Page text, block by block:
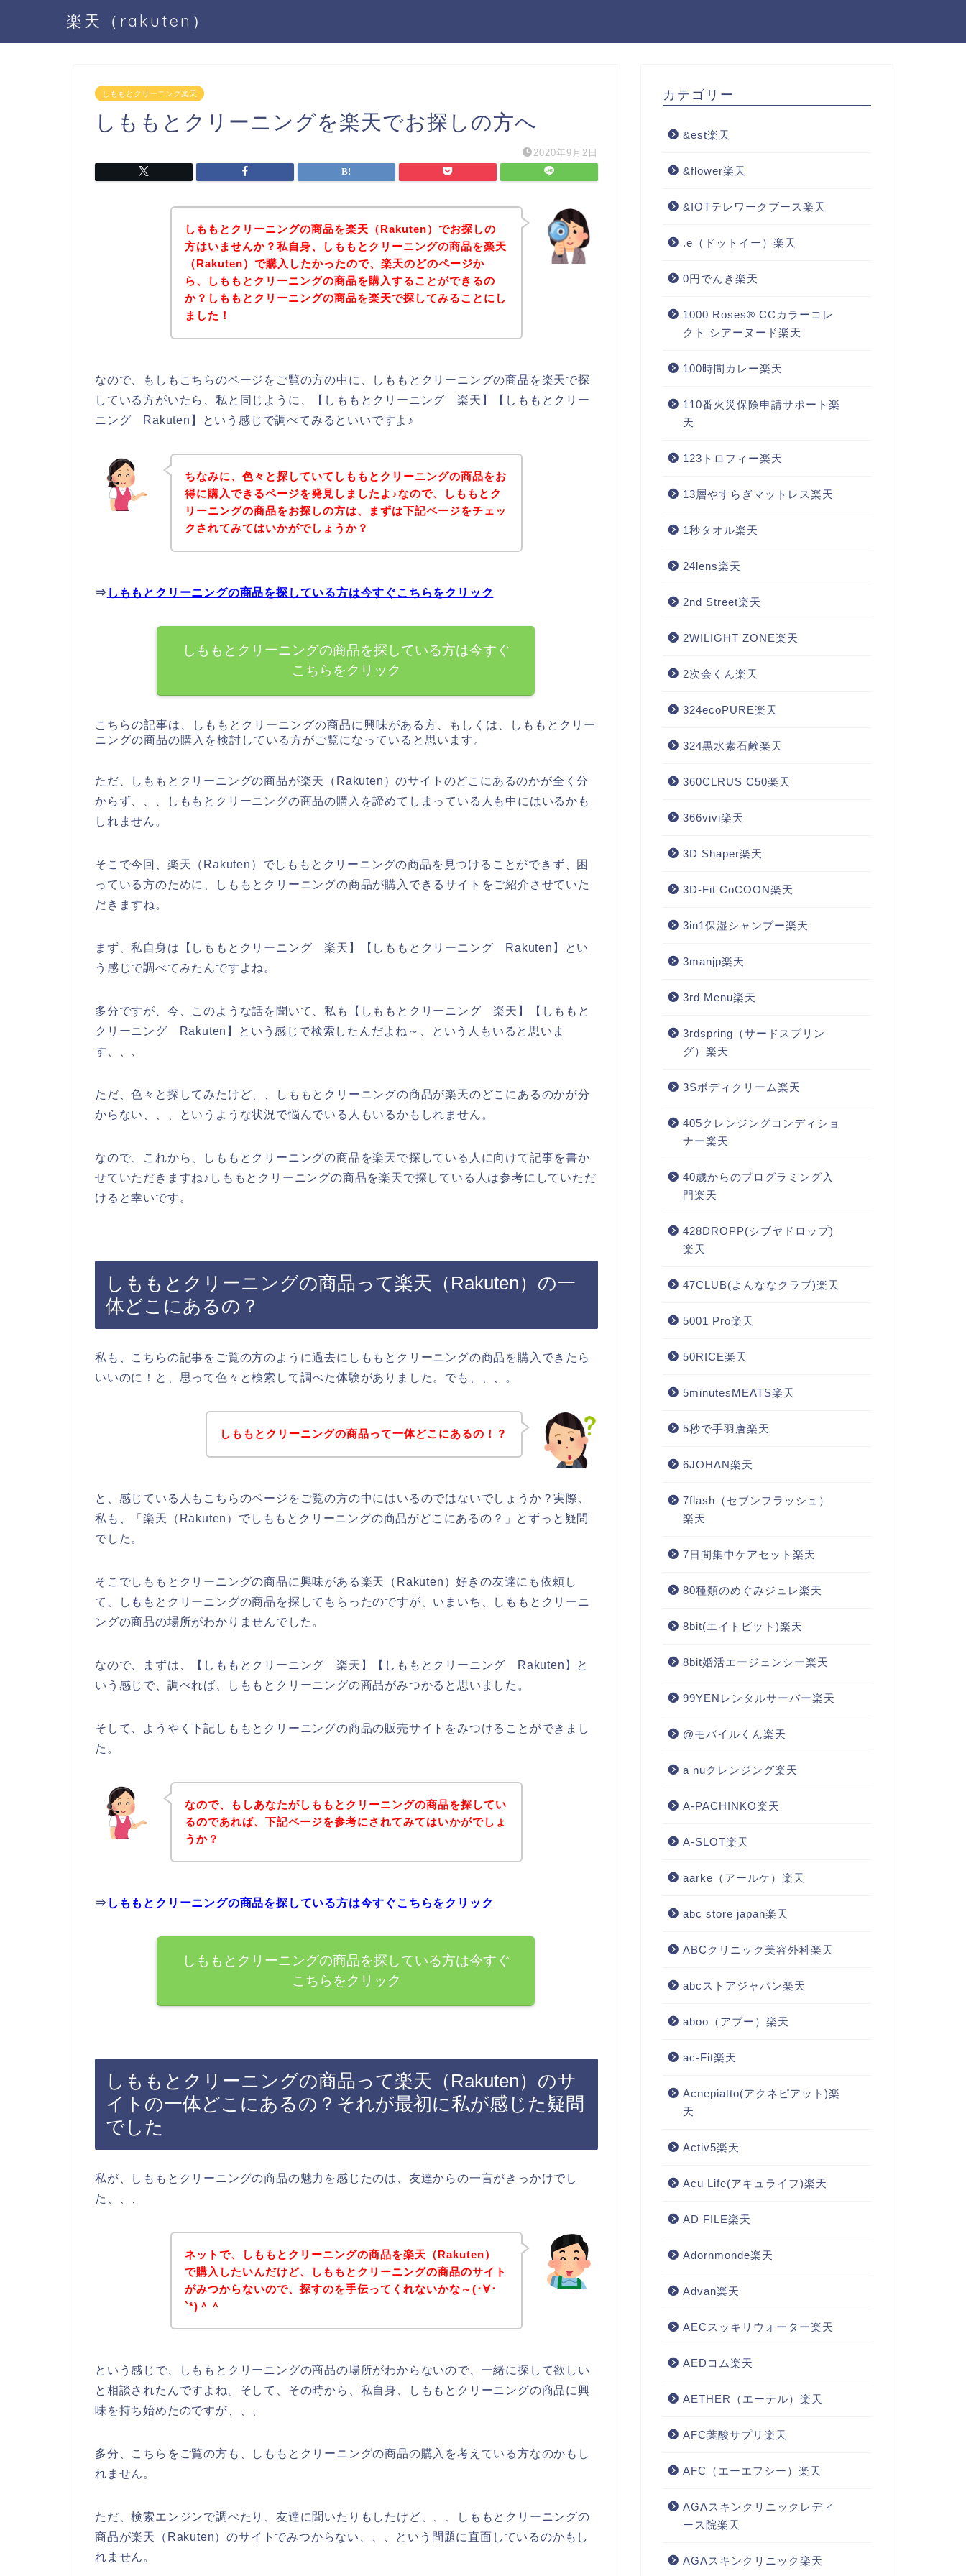
楽天（rakuten）
しももとクリーニング楽天
しももとクリーニングを楽天でお探しの方へ
2020年9月2日
しももとクリーニングの商品を楽天（Rakuten）でお探しの
方はいませんか？私自身、しももとクリーニングの商品を楽天
（Rakuten）で購入したかったので、楽天のどのページか
ら、しももとクリーニングの商品を購入することができるの
か？しももとクリーニングの商品を楽天で探してみることにし
ました！
なので、もしもこちらのページをご覧の方の中に、しももとクリーニングの商品を楽天で探
している方がいたら、私と同じように、【しももとクリーニング 楽天】【しももとクリー
ニング Rakuten】という感じで調べてみるといいですよ♪
ちなみに、色々と探していてしももとクリーニングの商品をお
得に購入できるページを発見しましたよ♪なので、しももとク
リーニングの商品をお探しの方は、まずは下記ページをチェッ
クされてみてはいかがでしょうか？
⇒ しももとクリーニングの商品を探している方は今すぐこちらをクリック
しももとクリーニングの商品を探している方は今すぐ
こちらをクリック
こちらの記事は、しももとクリーニングの商品に興味がある方、もしくは、しももとクリー
ニングの商品の購入を検討している方がご覧になっていると思います。
ただ、しももとクリーニングの商品が楽天（Rakuten）のサイトのどこにあるのかが全く分
からず、、、しももとクリーニングの商品の購入を諦めてしまっている人も中にはいるかも
しれません。
そこで今回、楽天（Rakuten）でしももとクリーニングの商品を見つけることができず、困
っている方のために、しももとクリーニングの商品が購入できるサイトをご紹介させていた
だきますね。
まず、私自身は【しももとクリーニング 楽天】【しももとクリーニング Rakuten】とい
う感じで調べてみたんですよね。
多分ですが、今、このような話を聞いて、私も【しももとクリーニング 楽天】【しももと
クリーニング Rakuten】という感じで検索したんだよね～、という人もいると思いま
す、、、
ただ、色々と探してみたけど、、しももとクリーニングの商品が楽天のどこにあるのかが分
からない、、、というような状況で悩んでいる人もいるかもしれません。
なので、これから、しももとクリーニングの商品を楽天で探している人に向けて記事を書か
せていただきますね♪しももとクリーニングの商品を楽天で探している人は参考にしていただ
けると幸いです。
しももとクリーニングの商品って楽天（Rakuten）の一
体どこにあるの？
私も、こちらの記事をご覧の方のように過去にしももとクリーニングの商品を購入できたら
いいのに！と、思って色々と検索して調べた体験がありました。でも、、、。
しももとクリーニングの商品って一体どこにあるの！？
と、感じている人もこちらのページをご覧の方の中にはいるのではないでしょうか？実際、
私も、「楽天（Rakuten）でしももとクリーニングの商品がどこにあるの？」とずっと疑問
でした。
そこでしももとクリーニングの商品に興味がある楽天（Rakuten）好きの友達にも依頼し
て、しももとクリーニングの商品を探してもらったのですが、いまいち、しももとクリーニ
ングの商品の場所がわかりませんでした。
なので、まずは、【しももとクリーニング 楽天】【しももとクリーニング Rakuten】と
いう感じで、調べれば、しももとクリーニングの商品がみつかると思いました。
そして、ようやく下記しももとクリーニングの商品の販売サイトをみつけることができまし
た。
なので、もしあなたがしももとクリーニングの商品を探してい
るのであれば、下記ページを参考にされてみてはいかがでしょ
うか？
⇒ しももとクリーニングの商品を探している方は今すぐこちらをクリック
しももとクリーニングの商品を探している方は今すぐ
こちらをクリック
しももとクリーニングの商品って楽天（Rakuten）のサ
イトの一体どこにあるの？それが最初に私が感じた疑問
でした
私が、しももとクリーニングの商品の魅力を感じたのは、友達からの一言がきっかけでし
た、、、
ネットで、しももとクリーニングの商品を楽天（Rakuten）
で購入したいんだけど、しももとクリーニングの商品のサイト
がみつからないので、探すのを手伝ってくれないかな～(･∀･
`*)＾＾
という感じで、しももとクリーニングの商品の場所がわからないので、一緒に探して欲しい
と相談されたんですよね。そして、その時から、私自身、しももとクリーニングの商品に興
味を持ち始めたのですが、、、
多分、こちらをご覧の方も、しももとクリーニングの商品の購入を考えている方なのかもし
れません。
ただ、検索エンジンで調べたり、友達に聞いたりもしたけど、、、しももとクリーニングの
商品が楽天（Rakuten）のサイトでみつからない、、、という問題に直面しているのかもし
れません。
カテゴリー
&est楽天
&flower楽天
&IOTテレワークブース楽天
.e（ドットイー）楽天
0円でんき楽天
1000 Roses® CCカラーコレ
クト シアーヌード楽天
100時間カレー楽天
110番火災保険申請サポート楽
天
123トロフィー楽天
13層やすらぎマットレス楽天
1秒タオル楽天
24lens楽天
2nd Street楽天
2WILIGHT ZONE楽天
2次会くん楽天
324ecoPURE楽天
324黒水素石鹸楽天
360CLRUS C50楽天
366vivi楽天
3D Shaper楽天
3D-Fit CoCOON楽天
3in1保湿シャンプー楽天
3manjp楽天
3rd Menu楽天
3rdspring（サードスプリン
グ）楽天
3Sボディクリーム楽天
405クレンジングコンディショ
ナー楽天
40歳からのプログラミング入
門楽天
428DROPP(シブヤドロップ)
楽天
47CLUB(よんななクラブ)楽天
5001 Pro楽天
50RICE楽天
5minutesMEATS楽天
5秒で手羽唐楽天
6JOHAN楽天
7flash（セブンフラッシュ）
楽天
7日間集中ケアセット楽天
80種類のめぐみジュレ楽天
8bit(エイトビット)楽天
8bit婚活エージェンシー楽天
99YENレンタルサーバー楽天
@モバイルくん楽天
a nuクレンジング楽天
A-PACHINKO楽天
A-SLOT楽天
aarke（アールケ）楽天
abc store japan楽天
ABCクリニック美容外科楽天
abcストアジャパン楽天
aboo（アブー）楽天
ac-Fit楽天
Acnepiatto(アクネピアット)楽
天
Activ5楽天
Acu Life(アキュライフ)楽天
AD FILE楽天
Adornmonde楽天
Advan楽天
AECスッキリウォーター楽天
AEDコム楽天
AETHER（エーテル）楽天
AFC葉酸サプリ楽天
AFC（エーエフシー）楽天
AGAスキンクリニックレディ
ース院楽天
AGAスキンクリニック楽天